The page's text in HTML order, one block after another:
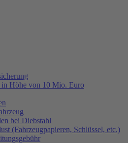
in Höhe von 10 Mio. Euro
bei Diebstahl
(Fahrzeugpapieren, Schlüssel, etc.)